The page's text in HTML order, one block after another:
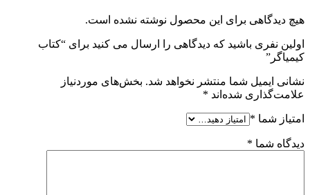
هیچ دیدگاهی برای این محصول نوشته نشده است.
اولین نفری باشید که دیدگاهی را ارسال می کنید برای “کتاب
کیمیاگر”
نشانی ایمیل شما منتشر نخواهد شد. بخش‌های موردنیاز
علامت‌گذاری شده‌اند *
امتیاز شما *
دیدگاه شما *